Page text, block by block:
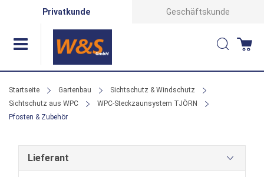
Privatkunde Geschäftskunde
Suche
Startseite Gartenbau
Sichtschutz & Windschutz
Sichtschutz aus WPC
WPC-Steckzaunsystem TJÖRN
Pfosten & Zubehör
Lieferant